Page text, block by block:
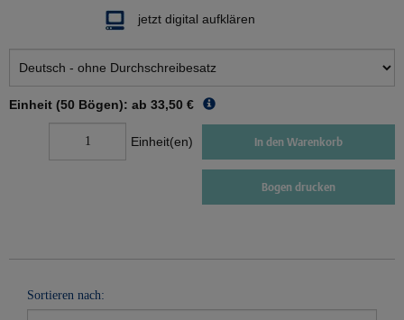
jetzt digital aufklären
Einheit (50 Bögen): ab 33,50 €
Einheit(en) In den Warenkorb
Bogen drucken
Sortieren nach: